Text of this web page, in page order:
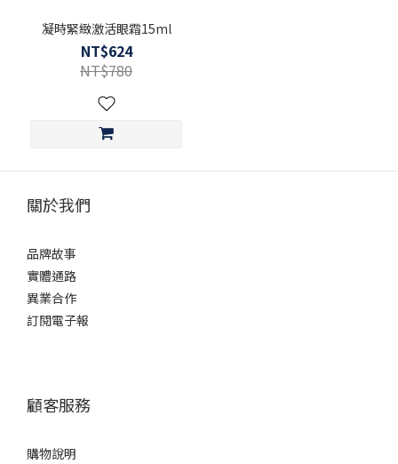
凝時緊緻激活眼霜15ml
NT$624
NT$780
關於我們
品牌故事
實體通路
異業合作
訂閱電子報
顧客服務
購物說明